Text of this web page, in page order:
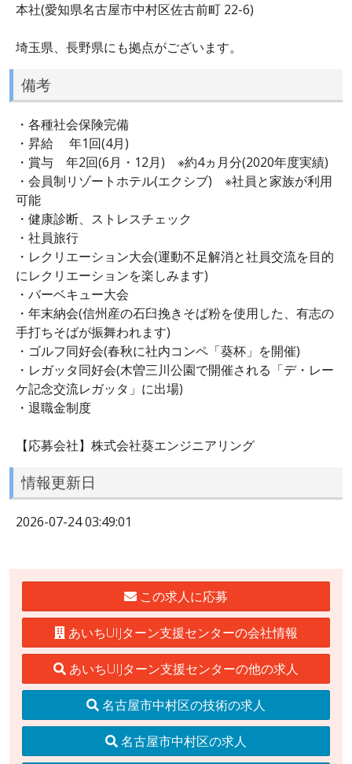
本社(愛知県名古屋市中村区佐古前町 22-6)
埼玉県、長野県にも拠点がございます。
備考
・各種社会保険完備
・昇給 年1回(4月)
・賞与 年2回(6月・12月) ※約4ヵ月分(2020年度実績)
・会員制リゾートホテル(エクシブ) ※社員と家族が利用
可能
・健康診断、ストレスチェック
・社員旅行
・レクリエーション大会(運動不足解消と社員交流を目的
にレクリエーションを楽しみます)
・バーベキュー大会
・年末納会(信州産の石臼挽きそば粉を使用した、有志の
手打ちそばが振舞われます)
・ゴルフ同好会(春秋に社内コンペ「葵杯」を開催)
・レガッタ同好会(木曽三川公園で開催される「デ・レー
ケ記念交流レガッタ」に出場)
・退職金制度
【応募会社】株式会社葵エンジニアリング
情報更新日
2026-07-24 03:49:01
この求人に応募
あいちUIJターン支援センターの会社情報
あいちUIJターン支援センターの他の求人
名古屋市中村区の技術の求人
名古屋市中村区の求人